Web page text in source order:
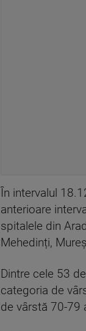
În intervalul
anterioare
spitalele din
Mehedinți,
Dintre cele 53
categoria de
de vârstă 70-79